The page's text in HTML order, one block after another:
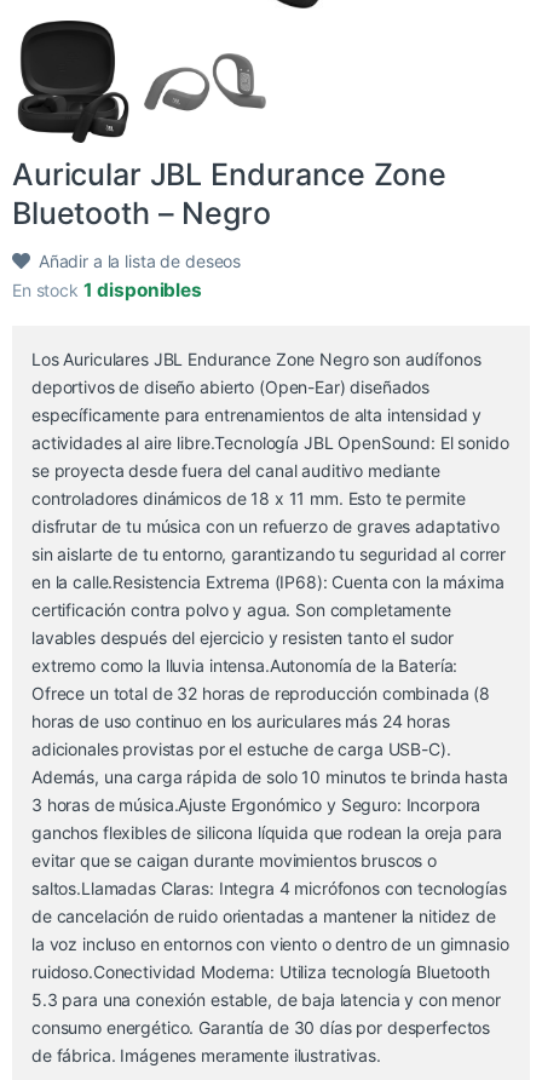
​Auricular JBL Endurance Zone
Bluetooth – Negro
Añadir a la lista de deseos
En stock 1 disponibles
Los Auriculares JBL Endurance Zone Negro son audífonos
deportivos de diseño abierto (Open-Ear) diseñados
específicamente para entrenamientos de alta intensidad y
actividades al aire libre.Tecnología JBL OpenSound: El sonido
se proyecta desde fuera del canal auditivo mediante
controladores dinámicos de 18 x 11 mm. Esto te permite
disfrutar de tu música con un refuerzo de graves adaptativo
sin aislarte de tu entorno, garantizando tu seguridad al correr
en la calle.Resistencia Extrema (IP68): Cuenta con la máxima
certificación contra polvo y agua. Son completamente
lavables después del ejercicio y resisten tanto el sudor
extremo como la lluvia intensa.Autonomía de la Batería:
Ofrece un total de 32 horas de reproducción combinada (8
horas de uso continuo en los auriculares más 24 horas
adicionales provistas por el estuche de carga USB-C).
Además, una carga rápida de solo 10 minutos te brinda hasta
3 horas de música.Ajuste Ergonómico y Seguro: Incorpora
ganchos flexibles de silicona líquida que rodean la oreja para
evitar que se caigan durante movimientos bruscos o
saltos.Llamadas Claras: Integra 4 micrófonos con tecnologías
de cancelación de ruido orientadas a mantener la nitidez de
la voz incluso en entornos con viento o dentro de un gimnasio
ruidoso.Conectividad Moderna: Utiliza tecnología Bluetooth
5.3 para una conexión estable, de baja latencia y con menor
consumo energético. Garantía de 30 días por desperfectos
de fábrica. Imágenes meramente ilustrativas.